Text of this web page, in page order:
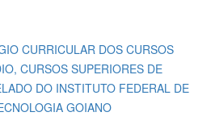
CURRICULAR DOS CURSOS
CURSOS SUPERIORES DE
DO INSTITUTO FEDERAL DE
GOIANO